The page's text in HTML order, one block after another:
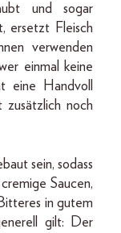
und sogar
ersetzt Fleisch
verwenden
einmal keine
eine Handvoll
noch
sein, sodass
Saucen,
in gutem
gilt: Der